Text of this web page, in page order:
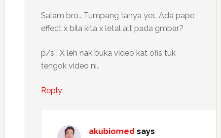
Salam bro.. Tumpang tanya yer.. Ada pape
effect x bila kita x letal alt pada gmbar?
p/s : X leh nak buka video kat ofis tuk
tengok video ni..
Reply
akubiomed says